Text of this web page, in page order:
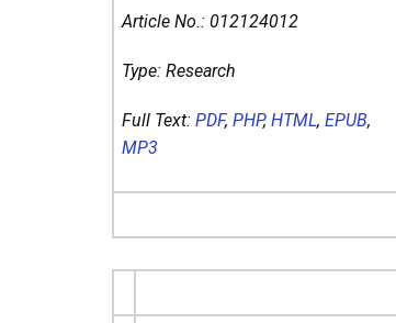
Article No.: 012124012
Type: Research
Full Text: PDF, PHP, HTML, EPUB,
MP3